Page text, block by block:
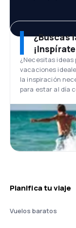
¿Buscas
¿Necesitas ideas
vacaciones
la inspiración
para estar al día
Planifica tu viaje
Vuelos baratos